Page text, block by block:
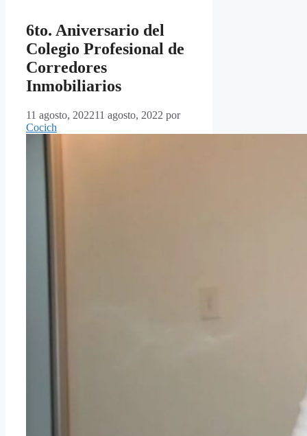
6to. Aniversario del
Colegio Profesional de
Corredores
Inmobiliarios
11 agosto, 202211 agosto, 2022 por
Cocich